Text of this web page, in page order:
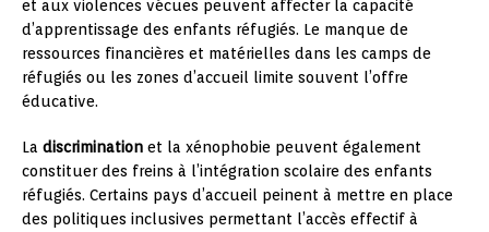
et aux violences vécues peuvent affecter la capacité
d’apprentissage des enfants réfugiés. Le manque de
ressources financières et matérielles dans les camps de
réfugiés ou les zones d’accueil limite souvent l’offre
éducative.
La discrimination et la xénophobie peuvent également
constituer des freins à l’intégration scolaire des enfants
réfugiés. Certains pays d’accueil peinent à mettre en place
des politiques inclusives permettant l’accès effectif à